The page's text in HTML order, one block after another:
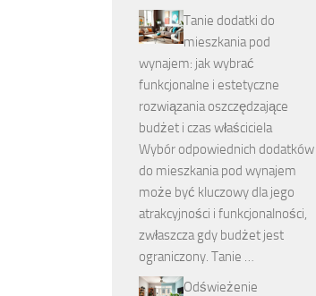
Tanie dodatki do
mieszkania pod
wynajem: jak wybrać
funkcjonalne i estetyczne
rozwiązania oszczędzające
budżet i czas właściciela
Wybór odpowiednich dodatków
do mieszkania pod wynajem
może być kluczowy dla jego
atrakcyjności i funkcjonalności,
zwłaszcza gdy budżet jest
ograniczony. Tanie …
Odświeżenie